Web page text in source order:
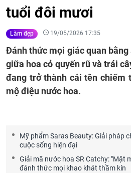
tuổi đôi mươi
Làm đẹp 19/05/2026 17:35
Đánh thức mọi giác quan bằng
giữa hoa cỏ quyến rũ và trái
đang trở thành cái tên chiếm
mộ điệu nước hoa.
Mỹ phẩm Saras Beauty: Giải pháp
cuộc sống hiện đại
Giải mã nước hoa SR Catchy: "Mật
đánh thức mọi khao khát thầm kín